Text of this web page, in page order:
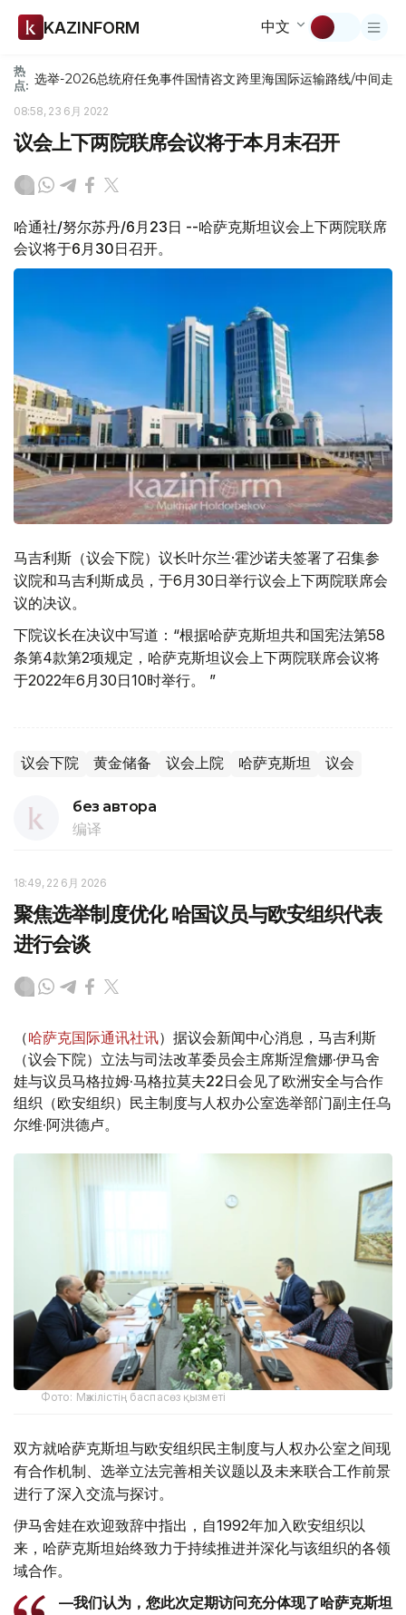
KAZINFORM 中文
热
点: 选举-2026总统府任免事件国情咨文跨里海国际运输路线/中间走廊
08:58, 23 6月 2022
议会上下两院联席会议将于本月末召开
哈通社/努尔苏丹/6月23日 --哈萨克斯坦议会上下两院联席
会议将于6月30日召开。
马吉利斯（议会下院）议长叶尔兰·霍沙诺夫签署了召集参
议院和马吉利斯成员，于6月30日举行议会上下两院联席会
议的决议。
下院议长在决议中写道：“根据哈萨克斯坦共和国宪法第58
条第4款第2项规定，哈萨克斯坦议会上下两院联席会议将
于2022年6月30日10时举行。 ”
议会下院 黄金储备 议会上院 哈萨克斯坦 议会
без автора
编译
18:49, 22 6月 2026
聚焦选举制度优化 哈国议员与欧安组织代表
进行会谈
（哈萨克国际通讯社讯）据议会新闻中心消息，马吉利斯
（议会下院）立法与司法改革委员会主席斯涅詹娜·伊马舍
娃与议员马格拉姆·马格拉莫夫22日会见了欧洲安全与合作
组织（欧安组织）民主制度与人权办公室选举部门副主任乌
尔维·阿洪德卢。
Фото: Мәжілістің баспасөз қызметі
双方就哈萨克斯坦与欧安组织民主制度与人权办公室之间现
有合作机制、选举立法完善相关议题以及未来联合工作前景
进行了深入交流与探讨。
伊马舍娃在欢迎致辞中指出，自1992年加入欧安组织以
来，哈萨克斯坦始终致力于持续推进并深化与该组织的各领
域合作。
—我们认为，您此次定期访问充分体现了哈萨克斯坦